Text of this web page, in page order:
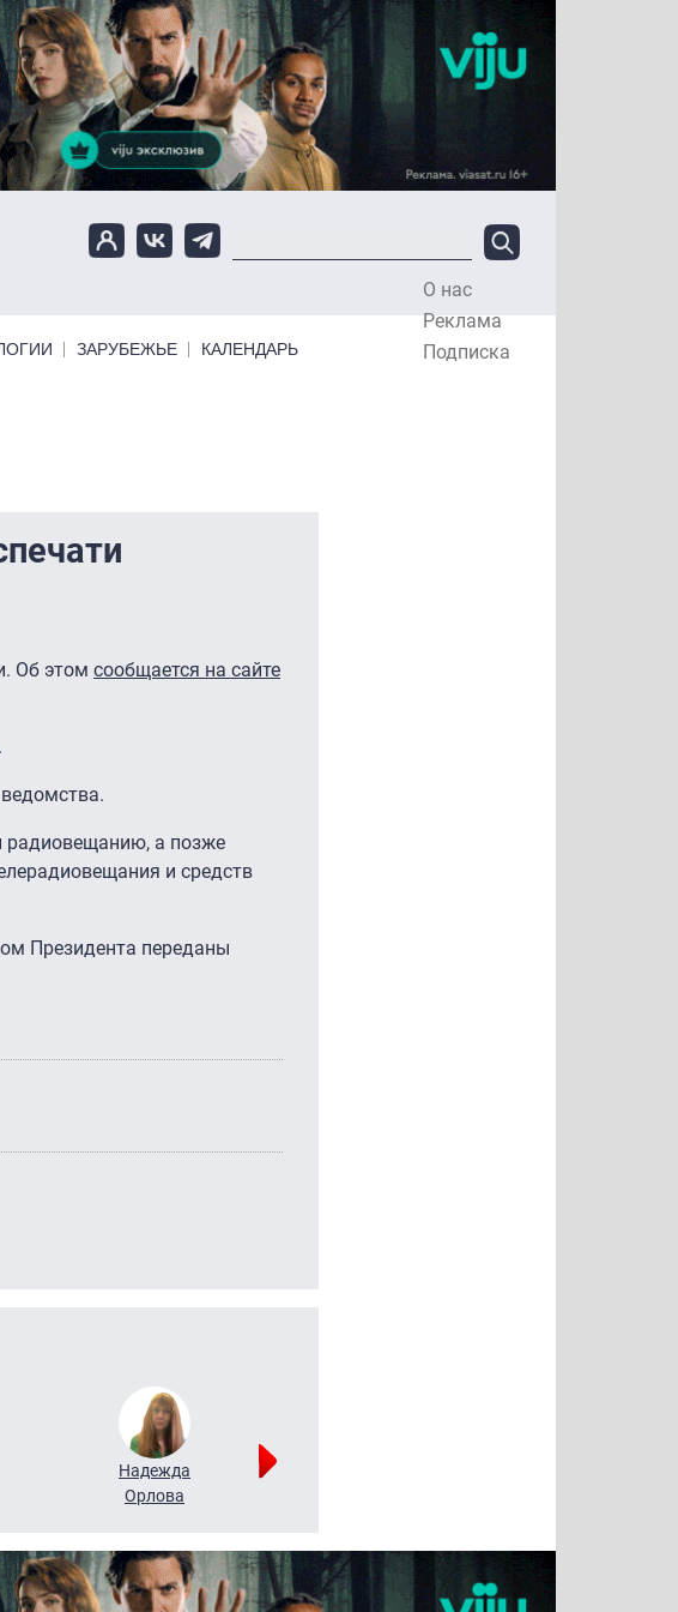
О нас
Реклама
Подписка
ЗАРУБЕЖЬЕ КАЛЕНДАРЬ
Об этом сообщается на сайте
.
радиовещанию, а позже
и средств
Президента переданы
Надежда
Орлова